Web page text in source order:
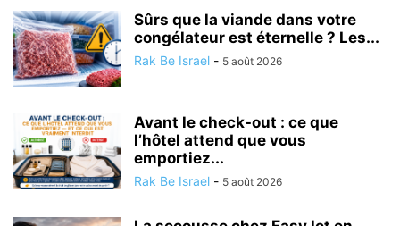
Sûrs que la viande dans votre
congélateur est éternelle ? Les...
Rak Be Israel - 5 août 2026
Avant le check-out : ce que
l’hôtel attend que vous
emportiez...
Rak Be Israel - 5 août 2026